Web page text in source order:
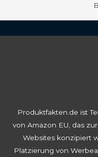
Produktfakten.de ist
von Amazon EU, das
Websites konzipiert
Platzierung von